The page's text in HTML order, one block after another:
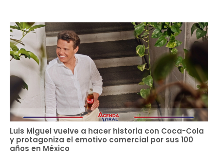
Luis Miguel vuelve a hacer historia con Coca-Cola
y protagoniza el emotivo comercial por sus 100
años en México